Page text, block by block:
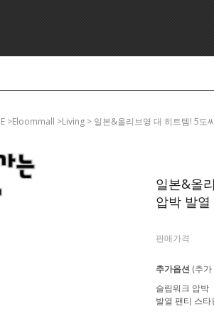
>eloommall >living > 일본&올리브영 대 히트템! 5도
일본&올
압박 발
판매가격
추가옵션 (추
슬림워크 압박
발열 팬티 스타